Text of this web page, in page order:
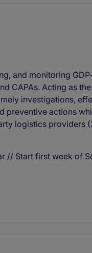
and monitoring
CAPAs. Acting as
investigations,
preventive actions
logistics providers
// Start first week of